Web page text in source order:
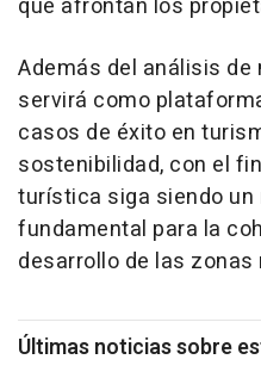
que afrontan los
Además del análisis de
servirá como
casos de éxito en
sostenibilidad, con el
turística siga siendo
fundamental para la
desarrollo de las zonas
Últimas noticias sobre